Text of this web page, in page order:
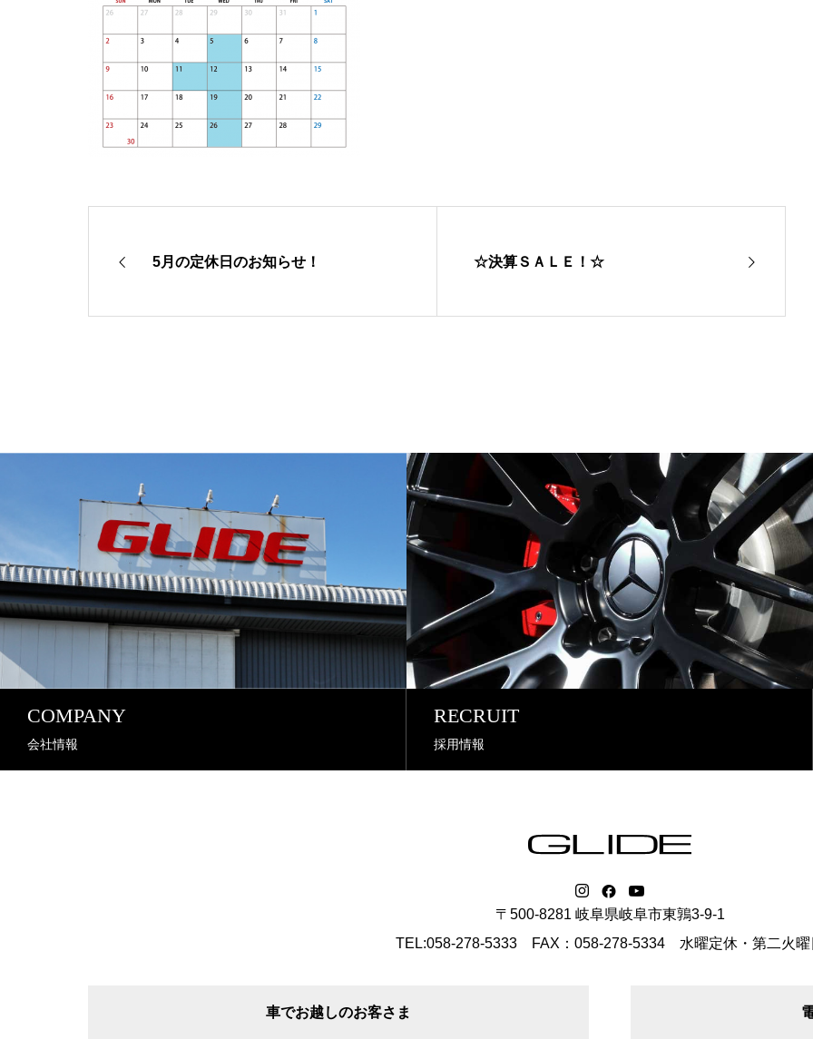
5月の定休日のお知らせ！ ☆決算ＳＡＬＥ！☆
COMPANY
会社情報
RECRUIT
採用情報
〒500-8281 岐阜県岐阜市東鶉3-9-1
TEL:058-278-5333 FAX：058-278-5334 水曜定休・第二火曜
車でお越しのお客さま